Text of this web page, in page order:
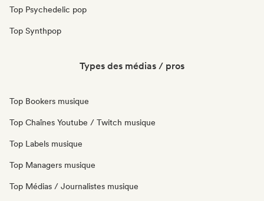
Top Psychedelic pop
Top Synthpop
Types des médias / pros
Top Bookers musique
Top Chaînes Youtube / Twitch musique
Top Labels musique
Top Managers musique
Top Médias / Journalistes musique